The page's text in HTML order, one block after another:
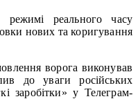
режимі реального часу
нових та коригування
ворога виконував
до уваги російських
заробітки» у Телеграм-